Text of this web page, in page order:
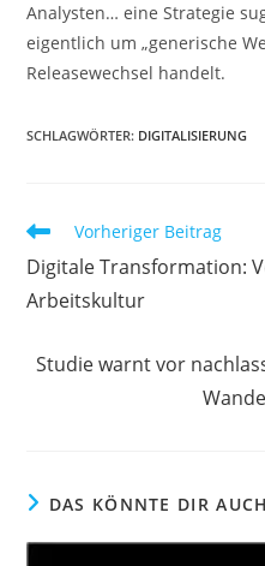
Analysten… eine Strategie
eigentlich um „generische
Releasewechsel handelt.
SCHLAGWÖRTER: DIGITALISIERUNG
Vorheriger Beitrag
Digitale Transformation:
Arbeitskultur
Studie warnt vor
DAS KÖNNTE DIR